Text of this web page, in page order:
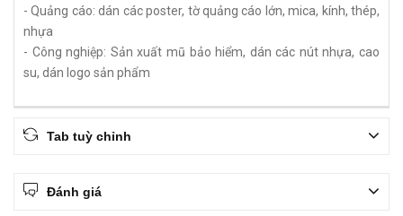
- Quảng cáo: dán các poster, tờ quảng cáo lớn, mica, kính, thép,
nhựa
- Công nghiệp: Sản xuất mũ bảo hiểm, dán các nút nhựa, cao
su, dán logo sản phẩm
Tab tuỳ chỉnh
Đánh giá